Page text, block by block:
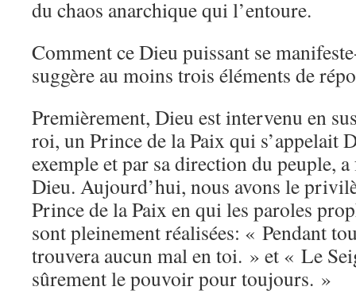
du chaos anarchique qui l’entoure.
Comment ce Dieu puissant se
suggère au moins trois éléments de
Premièrement, Dieu est intervenu en
roi, un Prince de la Paix qui s’appelait
exemple et par sa direction du peuple,
Dieu. Aujourd’hui, nous avons le
Prince de la Paix en qui les paroles
sont pleinement réalisées: « Pendant
trouvera aucun mal en toi. » et « Le
sûrement le pouvoir pour toujours. »